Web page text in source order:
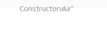
Constructorului"